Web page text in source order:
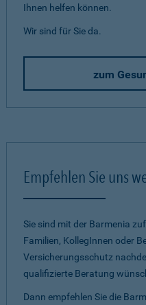
Ihnen helfen können.
Wir sind für Sie da.
zum
Empfehlen Sie uns
Sie sind mit der Barmenia
Familien, KollegInnen oder
Versicherungsschutz
qualifizierte Beratung
Dann empfehlen Sie die